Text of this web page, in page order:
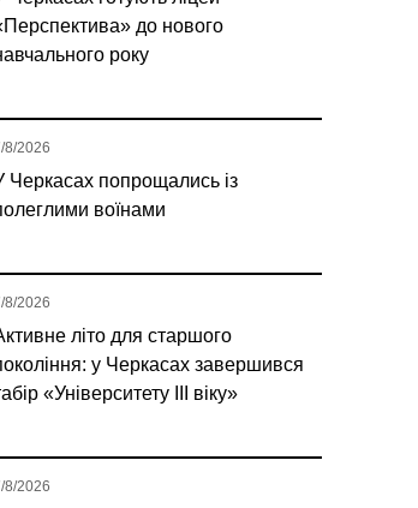
до нового
року
Черкасах попрощались із
воїнами
8/2026
літо для старшого
у Черкасах завершився
«Університету ІІІ віку»
8/2026
8/2026